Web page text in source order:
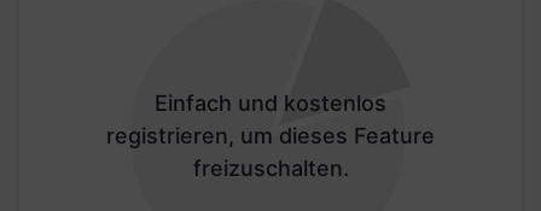
Einfach und kostenlos
registrieren, um dieses Feature
freizuschalten.